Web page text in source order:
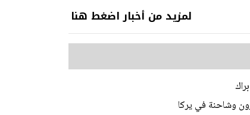
لمزيد من أخبار اضغط هنا